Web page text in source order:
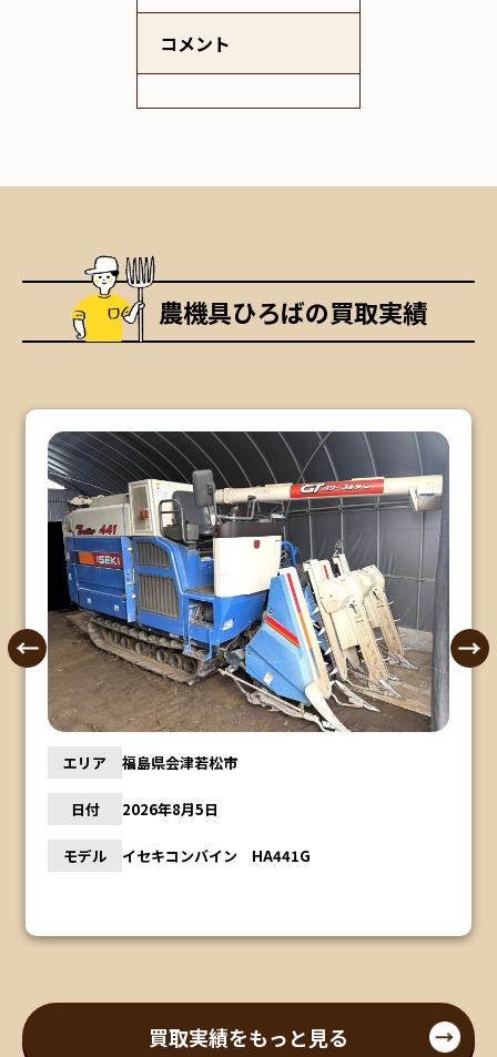
コメント
農機具ひろばの買取実績
エリア 福島県会津若松市
日付 2026年8月5日
モデル イセキコンバイン HA441G
買取実績をもっと見る